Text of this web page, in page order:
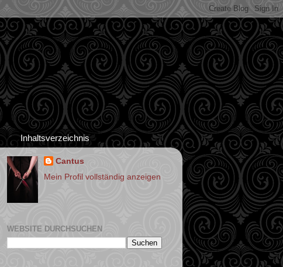
Inhaltsverzeichnis
Cantus
Mein Profil vollständig anzeigen
WEBSITE DURCHSUCHEN